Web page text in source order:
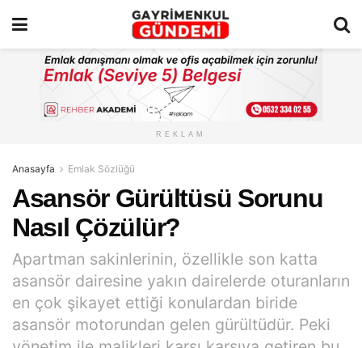
REKLAM
Anasayfa Emlak Sözlüğü
Asansör Gürültüsü Sorunu
Nasıl Çözülür?
Apartman sakinlerinin, özellikle son katta
asansör dairesine yakın dairelerde oturanların
en çok şikayet ettiği konulardan biride
asansör motorundan gelen gürültüdür. Peki